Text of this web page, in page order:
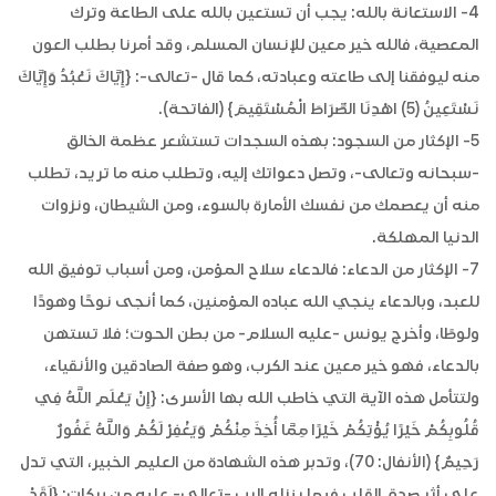
4- الاستعانة بالله: يجب أن تستعين بالله على الطاعة وترك
المعصية، فالله خير معين للإنسان المسلم، وقد أمرنا بطلب العون
منه ليوفقنا إلى طاعته وعبادته، كما قال -تعالى-: {إِيَّاكَ نَعْبُدُ وَإِيَّاكَ
نَسْتَعِينُ (5) اهْدِنَا الصِّرَاطَ الْمُسْتَقِيمَ} (الفاتحة).
5- الإكثار من السجود: بهذه السجدات تستشعر عظمة الخالق
-سبحانه وتعالى-، وتصل دعواتك إليه، وتطلب منه ما تريد، تطلب
منه أن يعصمك من نفسك الأمارة بالسوء، ومن الشيطان، ونزوات
الدنيا المهلكة.
7- الإكثار من الدعاء: فالدعاء سلاح المؤمن، ومن أسباب توفيق الله
للعبد، وبالدعاء ينجي الله عباده المؤمنين، كما أنجى نوحًا وهودًا
ولوطًا، وأخرج يونس -عليه السلام- من بطن الحوت؛ فلا تستهن
بالدعاء، فهو خير معين عند الكرب، وهو صفة الصادقين والأنقياء،
ولتتأمل هذه الآية التي خاطب الله بها الأسرى: {إِنْ يَعْلَمِ اللَّهُ فِي
قُلُوبِكُمْ خَيْرًا يُؤْتِكُمْ خَيْرًا مِمَّا أُخِذَ مِنْكُمْ وَيَغْفِرْ لَكُمْ وَاللَّهُ غَفُورٌ
رَحِيمٌ} (الأنفال: 70)، وتدبر هذه الشهادة من العليم الخبير، التي تدل